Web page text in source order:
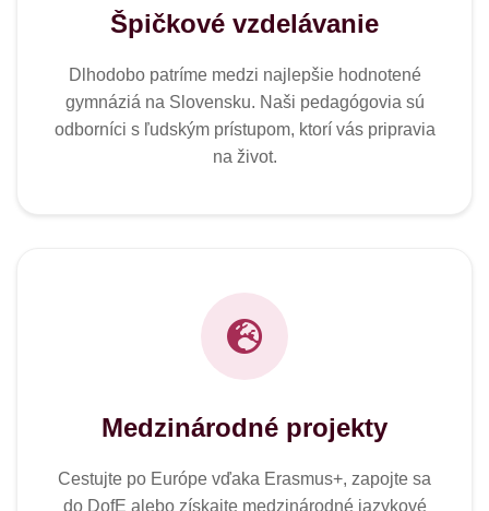
Špičkové vzdelávanie
Dlhodobo patríme medzi najlepšie hodnotené
gymnáziá na Slovensku. Naši pedagógovia sú
odborníci s ľudským prístupom, ktorí vás pripravia
na život.
Medzinárodné projekty
Cestujte po Európe vďaka Erasmus+, zapojte sa
do DofE alebo získajte medzinárodné jazykové